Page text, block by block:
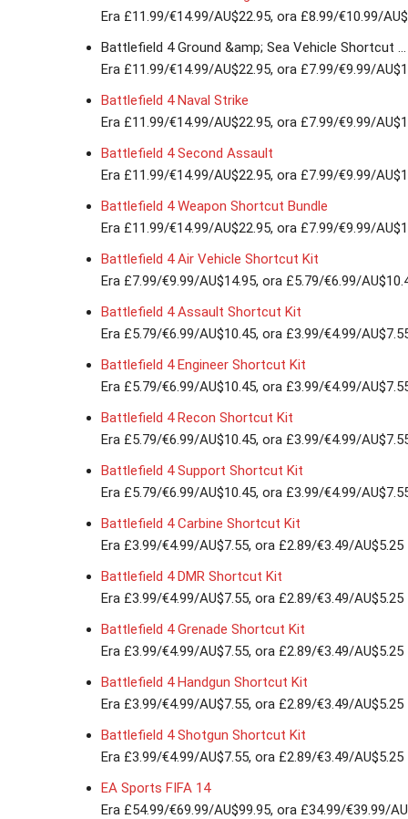
Era £11.99/€14.99/AU$22.95, ora £8.99/€10.99/
Battlefield 4 Ground &amp; Sea Vehicle Shortcut …
Era £11.99/€14.99/AU$22.95, ora £7.99/€9.99/
Battlefield 4 Naval Strike
Era £11.99/€14.99/AU$22.95, ora £7.99/€9.99/
Battlefield 4 Second Assault
Era £11.99/€14.99/AU$22.95, ora £7.99/€9.99/
Battlefield 4 Weapon Shortcut Bundle
Era £11.99/€14.99/AU$22.95, ora £7.99/€9.99/
Battlefield 4 Air Vehicle Shortcut Kit
Era £7.99/€9.99/AU$14.95, ora £5.79/€6.99/
Battlefield 4 Assault Shortcut Kit
Era £5.79/€6.99/AU$10.45, ora £3.99/€4.99/
Battlefield 4 Engineer Shortcut Kit
Era £5.79/€6.99/AU$10.45, ora £3.99/€4.99/
Battlefield 4 Recon Shortcut Kit
Era £5.79/€6.99/AU$10.45, ora £3.99/€4.99/
Battlefield 4 Support Shortcut Kit
Era £5.79/€6.99/AU$10.45, ora £3.99/€4.99/
Battlefield 4 Carbine Shortcut Kit
Era £3.99/€4.99/AU$7.55, ora £2.89/€3.49/AU$5.25
Battlefield 4 DMR Shortcut Kit
Era £3.99/€4.99/AU$7.55, ora £2.89/€3.49/AU$5.25
Battlefield 4 Grenade Shortcut Kit
Era £3.99/€4.99/AU$7.55, ora £2.89/€3.49/AU$5.25
Battlefield 4 Handgun Shortcut Kit
Era £3.99/€4.99/AU$7.55, ora £2.89/€3.49/AU$5.25
Battlefield 4 Shotgun Shortcut Kit
Era £3.99/€4.99/AU$7.55, ora £2.89/€3.49/AU$5.25
EA Sports FIFA 14
Era £54.99/€69.99/AU$99.95, ora £34.99/€39.99/